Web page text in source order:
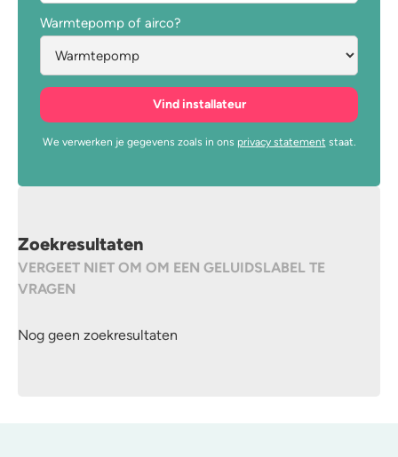
Warmtepomp of airco?
We verwerken je gegevens zoals in ons privacy statement staat.
Zoekresultaten
VERGEET NIET OM OM EEN GELUIDSLABEL TE
VRAGEN
Nog geen zoekresultaten